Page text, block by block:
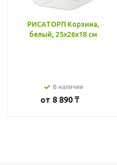
РИСАТОРП Корзина,
белый, 25x26x18 см
В наличии
от 8 890 ₸